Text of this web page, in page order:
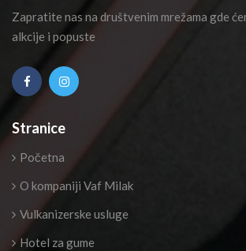
Zapratite nas na društvenim mrežama gde
alkcije i popuste
Stranice
Početna
O kompaniji Vaf Milak
Vulkanizerske usluge
Hotel za gume